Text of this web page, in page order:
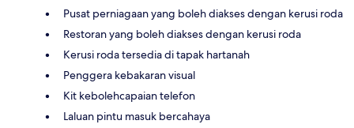
Pusat perniagaan yang boleh diakses dengan kerusi roda
Restoran yang boleh diakses dengan kerusi roda
Kerusi roda tersedia di tapak hartanah
Penggera kebakaran visual
Kit kebolehcapaian telefon
Laluan pintu masuk bercahaya